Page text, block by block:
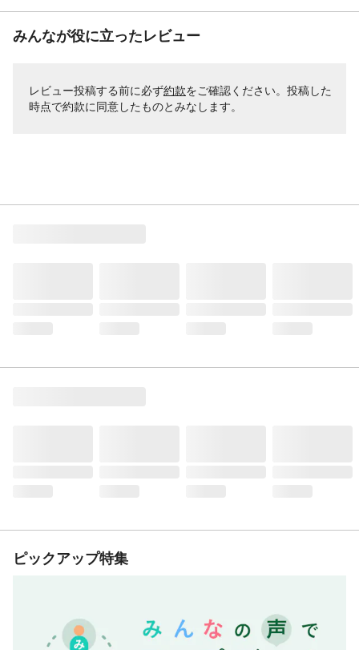
みんなが役に立ったレビュー
レビュー投稿する前に必ず約款をご確認ください。投稿した
時点で約款に同意したものとみなします。
ピックアップ特集